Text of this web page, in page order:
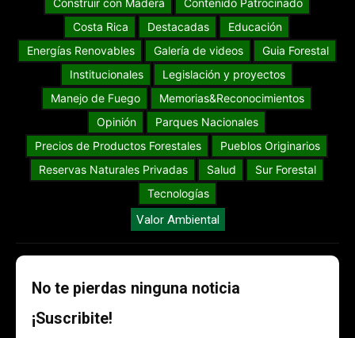
Costa Rica
Destacadas
Educación
Energías Renovables
Galería de videos
Guia Forestal
Institucionales
Legislación y proyectos
Manejo de Fuego
Memorias&Reconocimientos
Opinión
Parques Nacionales
Precios de Productos Forestales
Pueblos Originarios
Reservas Naturales Privadas
Salud
Sur Forestal
Tecnologías
Valor Ambiental
No te pierdas ninguna noticia
¡Suscribite!